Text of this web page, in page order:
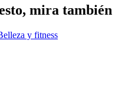
mira también
y fitness